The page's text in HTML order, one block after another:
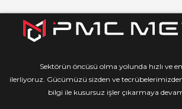
Sektörün öncüsü olma yolunda hızlı ve
ilerliyoruz. Gücümüzü sizden ve
bilgi ile kusursuz işler çıkarmaya